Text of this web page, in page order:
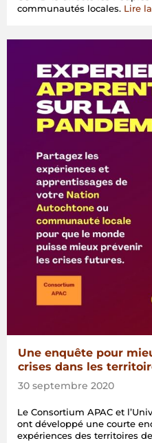
communautés locales. Lire
Une enquête pour
crises dans les
30 septembre 2020
Le Consortium APAC et
ont développé une courte
expériences des territoires